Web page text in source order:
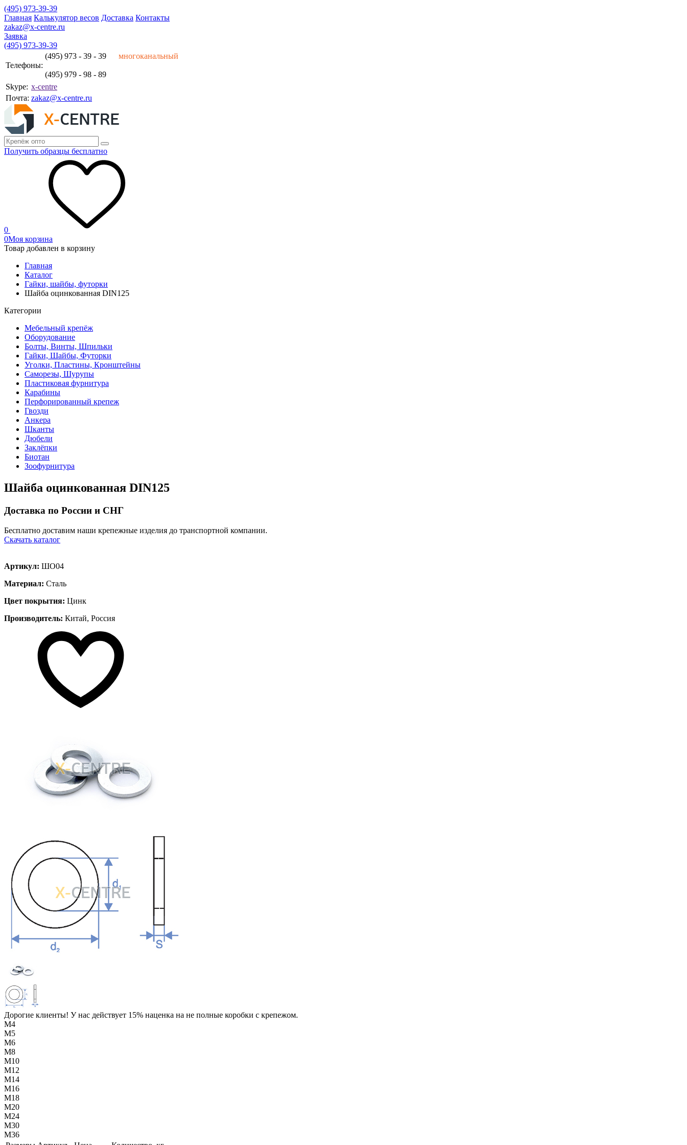
(495) 973-39-39
Главная Калькулятор весов Доставка Контакты
zakaz@x-centre.ru
Заявка
(495) 973-39-39
Телефоны:
(495) 973 - 39 - 39 многоканальный
(495) 979 - 98 - 89
Skype: x-centre
Почта: zakaz@x-centre.ru
Получить образцы бесплатно
0
0Моя корзина
Товар добавлен в корзину
Главная
Каталог
Гайки, шайбы, футорки
Шайба оцинкованная DIN125
Категории
Мебельный крепёж
Оборудование
Болты, Винты, Шпильки
Гайки, Шайбы, Футорки
Уголки, Пластины, Кронштейны
Саморезы, Шурупы
Пластиковая фурнитура
Карабины
Перфорированный крепеж
Гвозди
Анкера
Шканты
Дюбели
Заклёпки
Биотан
Зоофурнитура
Шайба оцинкованная DIN125
Доставка по России и СНГ
Бесплатно доставим наши крепежные изделия до транспортной компании.
Скачать каталог
Артикул: ШО04
Материал: Сталь
Цвет покрытия: Цинк
Производитель: Китай, Россия
Дорогие клиенты! У нас действует 15% наценка на не полные коробки с крепежом.
М4
М5
М6
М8
М10
М12
М14
М16
М18
М20
М24
М30
М36